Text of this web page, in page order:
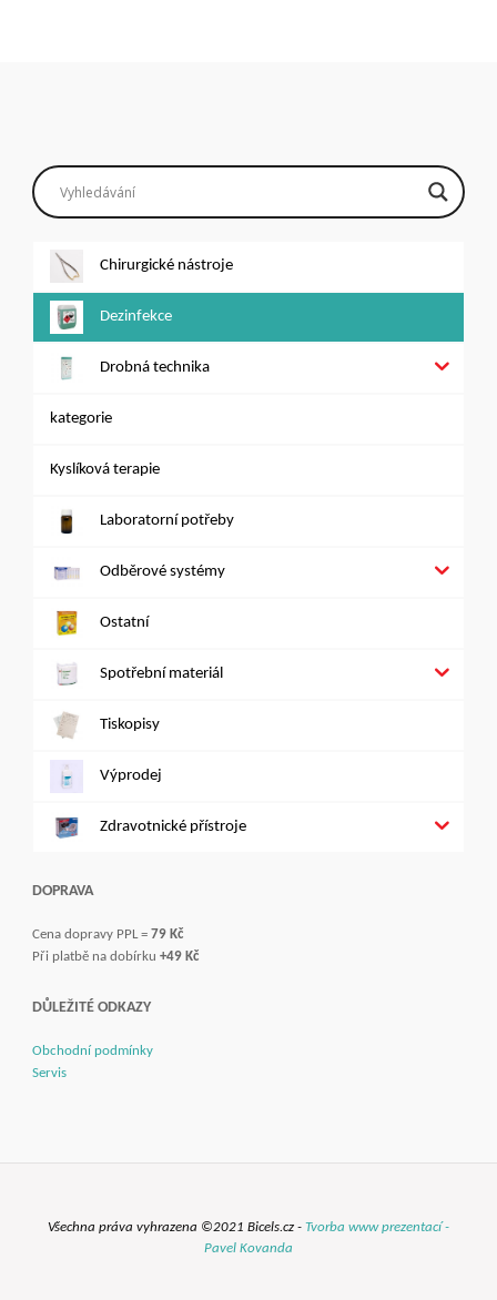
Chirurgické nástroje
Dezinfekce
Drobná technika
kategorie
Kyslíková terapie
Laboratorní potřeby
Odběrové systémy
Ostatní
Spotřební materiál
Tiskopisy
Výprodej
Zdravotnické přístroje
DOPRAVA
Cena dopravy PPL =79 Kč
Při platbě na dobírku +49 Kč
DŮLEŽITÉ ODKAZY
Obchodní podmínky
Servis
Všechna práva vyhrazena ©2021 Bicels.cz - Tvorba www prezentací -
Pavel Kovanda